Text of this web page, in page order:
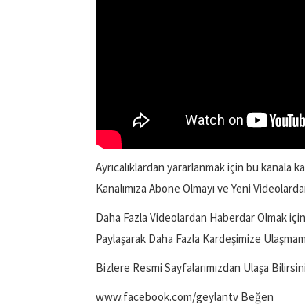
Ayrıcalıklardan yararlanmak için bu kanala
Kanalımıza Abone Olmayı ve Yeni
Daha Fazla Videolardan Haberdar Olmak
Paylaşarak Daha Fazla Kardeşimize
Bizlere Resmi Sayfalarımızdan Ulaşa
www.facebook.com/geylantv Beğen